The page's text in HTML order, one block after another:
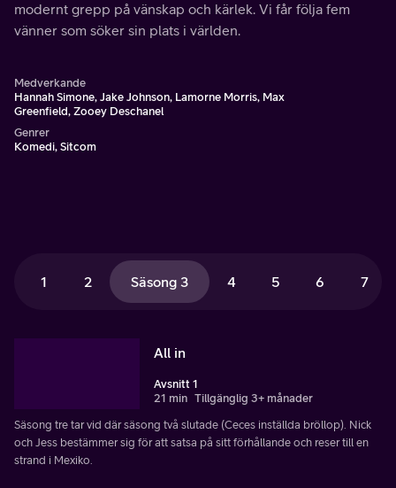
modernt grepp på vänskap och kärlek. Vi får följa fem
vänner som söker sin plats i världen.
Medverkande
Hannah Simone, Jake Johnson, Lamorne Morris, Max
Greenfield, Zooey Deschanel
Genrer
Komedi, Sitcom
1 2 Säsong 3 4 5 6 7
All in
Avsnitt 1
21 min Tillgänglig 3+ månader
Säsong tre tar vid där säsong två slutade (Ceces inställda bröllop). Nick
och Jess bestämmer sig för att satsa på sitt förhållande och reser till en
strand i Mexiko.